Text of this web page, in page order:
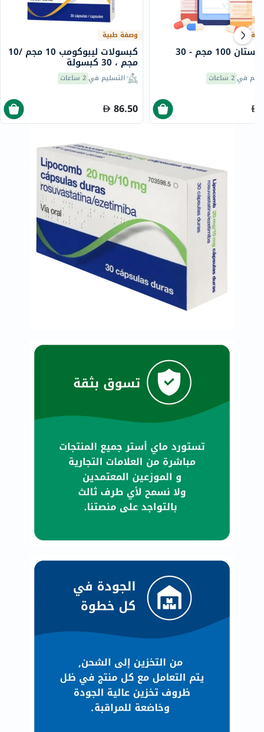
وصفة طبية
كبسولات ليبوكومب 10 مجم /10
مجم ، 30 كبسولة
التسليم في 2 ساعات
86.50
يوتروجيستان 100 مجم - 30
في2 ساعات